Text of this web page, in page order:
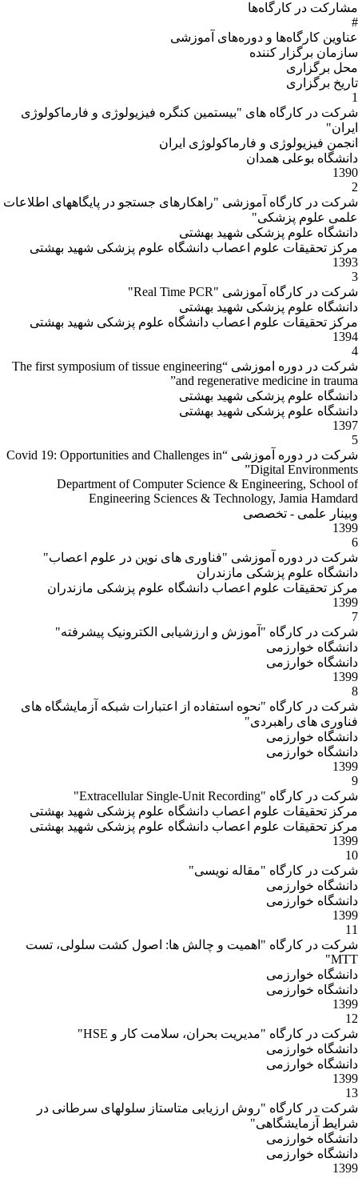
مشارکت در کارگاه‌ها
#
عناوین کارگاه‌ها و دوره‌هاى آموزشى
سازمان برگزار کننده
محل برگزارى
تاریخ برگزارى
1
شركت در کارگاه های "بیستمین کنگره فیزیولوژی و فارماکولوژی
ایران"
انجمن فیزیولوژی و فارماکولوژی ایران
دانشگاه بوعلی همدان
1390
2
شركت در کارگاه آموزشی "راهکارهای جستجو در پایگاههای اطلاعات
علمی علوم پزشکی"
دانشگاه علوم پزشکی شهید بهشتی
مرکز تحقیقات علوم اعصاب دانشگاه علوم پزشکی شهید بهشتی
1393
3
شركت در کارگاه آموزشی "Real Time PCR"
دانشگاه علوم پزشکی شهید بهشتی
مرکز تحقیقات علوم اعصاب دانشگاه علوم پزشکی شهید بهشتی
1394
4
شركت در دوره اموزشی “The first symposium of tissue engineering
and regenerative medicine in trauma”
دانشگاه علوم پزشکی شهید بهشتی
دانشگاه علوم پزشکی شهید بهشتی
1397
5
شركت در دوره آموزشی “Covid 19: Opportunities and Challenges in
Digital Environments”
Department of Computer Science & Engineering, School of
Engineering Sciences & Technology, Jamia Hamdard
وبینار علمی - تخصصی
1399
6
شركت در دوره آموزشی "فناوری های نوین در علوم اعصاب"
دانشگاه علوم پزشکی مازندران
مرکز تحقیقات علوم اعصاب دانشگاه علوم پزشکی مازندران
1399
7
شرکت در کارگاه "آموزش و ارزشیابی الکترونیک پیشرفته"
دانشگاه خوارزمی
دانشگاه خوارزمی
1399
8
شرکت در کارگاه "نحوه استفاده از اعتبارات شبکه آزمایشگاه های
فناوری های راهبردی"
دانشگاه خوارزمی
دانشگاه خوارزمی
1399
9
شرکت در کارگاه "Extracellular Single-Unit Recording"
مرکز تحقیقات علوم اعصاب دانشگاه علوم پزشکی شهید بهشتی
مرکز تحقیقات علوم اعصاب دانشگاه علوم پزشکی شهید بهشتی
1399
10
شرکت در کارگاه "مقاله نویسی"
دانشگاه خوارزمی
دانشگاه خوارزمی
1399
11
شرکت در کارگاه "اهمیت و چالش ها: اصول کشت سلولی، تست
MTT"
دانشگاه خوارزمی
دانشگاه خوارزمی
1399
12
شرکت در کارگاه "مدیریت بحران، سلامت کار و HSE"
دانشگاه خوارزمی
دانشگاه خوارزمی
1399
13
شرکت در کارگاه "روش ارزیابی متاستاز سلولهای سرطانی در
شرایط آزمایشگاهی"
دانشگاه خوارزمی
دانشگاه خوارزمی
1399